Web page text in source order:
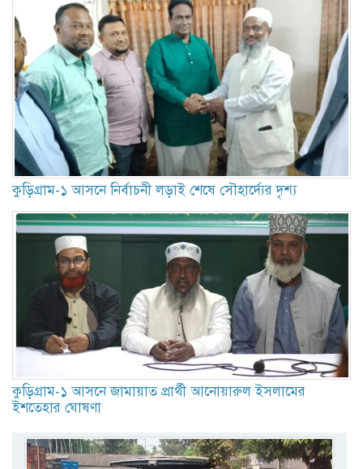
কুড়িগ্রাম-১ আসনে নির্বাচনী লড়াই শেষে সৌহার্দ্যের দৃশ্য
কুড়িগ্রাম-১ আসনে জামায়াত প্রার্থী আনোয়ারুল ইসলামের
ইশতেহার ঘোষণা